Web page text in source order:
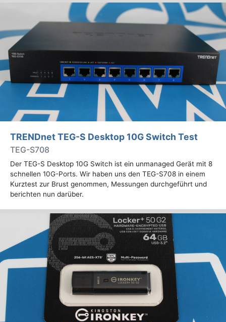
TRENDnet TEG-S Desktop 10G Switch Test
TEG-S708
Der TEG-S Desktop 10G Switch ist ein unmanaged Gerät mit 8
schnellen 10G-Ports. Wir haben uns den TEG-S708 in einem
Kurztest zur Brust genommen, Messungen durchgeführt und
berichten nun darüber.